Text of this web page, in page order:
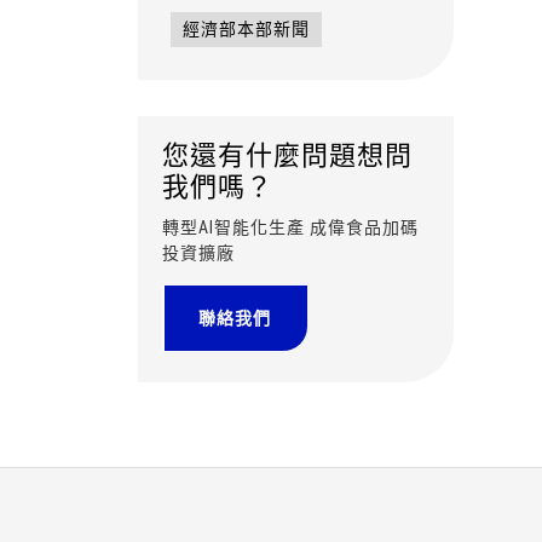
經濟部本部新聞
您還有什麼問題想問
我們嗎？
轉型AI智能化生產 成偉食品加碼
投資擴廠
聯絡我們